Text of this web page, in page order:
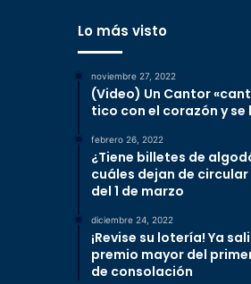
Lo más visto
noviembre 27, 2022
(Video) Un Cantor
tico con el corazón y se
febrero 26, 2022
¿Tiene billetes de
cuáles dejan de
del 1 de marzo
diciembre 24, 2022
¡Revise su lotería! Ya
premio mayor del
de consolación